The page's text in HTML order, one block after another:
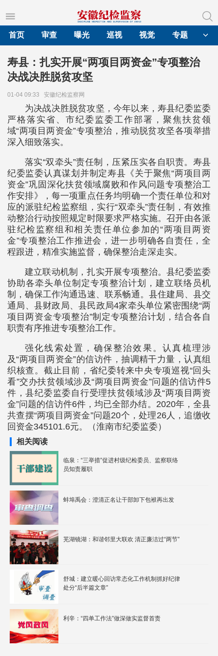
首页
审查 曝光 巡视 视觉 专题
寿县：扎实开展“两项目两资金”专项整治
决战决胜脱贫攻坚
01-04 09:33 安徽纪检监察网
为决战决胜脱贫攻坚，今年以来，寿县纪委监委
严格落实省、市纪委监委工作部署，聚焦扶贫领
域“两项目两资金”专项整治，推动脱贫攻坚各项举措
深入细致落实。
落实“双牵头”责任制，压紧压实各自职责。寿县
纪委监委认真谋划并制定寿县《关于聚焦“两项目两
资金”巩固深化扶贫领域腐败和作风问题专项整治工
作安排》，每一项重点任务均明确一个责任单位和对
应的派驻纪检监察组，实行“双牵头”责任制，有效推
动整治行动按照规定时限要求严格实施。召开由各派
驻纪检监察组和相关责任单位参加的“两项目两资
金”专项整治工作推进会，进一步明确各自责任，全
程跟进，精准实施监督，确保整治走深走实。
建立联动机制，扎实开展专项整治。县纪委监委
协助各牵头单位制定专项整治计划，建立联络员机
制，确保工作沟通迅速、联系畅通。县住建局、县交
通局、县财政局、县民政局4家牵头单位紧密围绕“两
项目两资金专项整治”制定专项整治计划，结合各自
职责有序推进专项整治工作。
强化线索处置，确保整治效果。认真梳理涉
及“两项目两资金”的信访件，抽调精干力量，认真组
织核查。截止目前，省纪委转来中央专项巡视“回头
看”交办扶贫领域涉及“两项目两资金”问题的信访件5
件，县纪委监委自行受理扶贫领域涉及“两项目两资
金”问题的信访件6件，均已全部办结。2020年，全县
共查摆“两项目两资金”问题20个，处理26人，追缴收
回资金345101.6元。（淮南市纪委监委）
相关阅读
临泉：“三举措”促进村级纪检委员、监察联络
员知责履职
蚌埠禹会：澄清正名让干部卸下包袱再出发
芜湖镜湖：和谐邻里大联欢 清正廉洁过“两节”
舒城：建立暖心回访常态化工作机制抓好纪律
处分“后半篇文章”
利辛：“四单工作法”做深做实监督首责